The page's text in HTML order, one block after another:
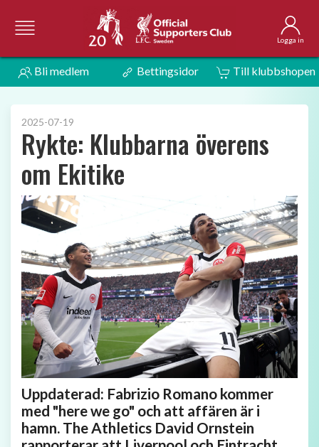
Logga in
Bli medlem Bettingsidor Till klubbshopen
2025-07-19
Rykte: Klubbarna överens
om Ekitike
Uppdaterad: Fabrizio Romano kommer
med "here we go" och att affären är i
hamn. The Athletics David Ornstein